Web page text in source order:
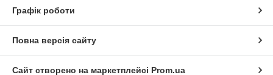
Графік роботи
Повна версія сайту
Сайт створено на маркетплейсі Prom.ua